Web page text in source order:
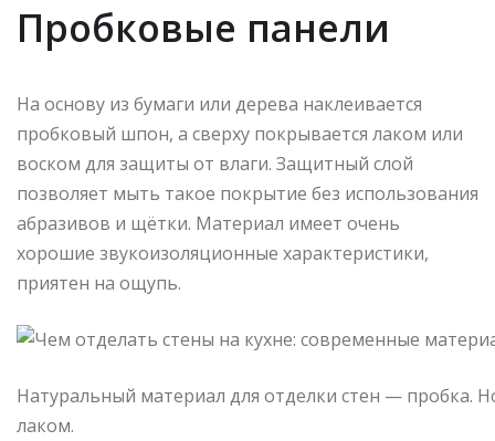
Пробковые панели
На основу из бумаги или дерева наклеивается
пробковый шпон, а сверху покрывается лаком или
воском для защиты от влаги. Защитный слой
позволяет мыть такое покрытие без использования
абразивов и щётки. Материал имеет очень
хорошие звукоизоляционные характеристики,
приятен на ощупь.
Натуральный материал для отделки стен — пробка.
лаком.